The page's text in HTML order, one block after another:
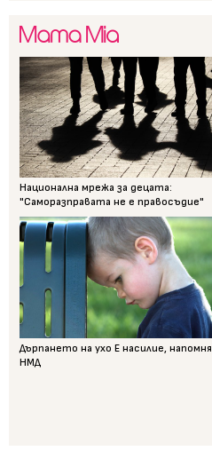
Национална мрежа за децата:
"Саморазправата не е правосъдие"
Дърпането на ухо Е насилие, напомня
НМД